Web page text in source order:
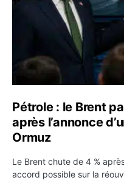
Pétrole : le Brent
après l’annonce
Ormuz
Le Brent chute de 4 %
accord possible sur la